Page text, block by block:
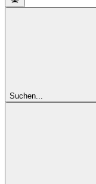
Suchen...